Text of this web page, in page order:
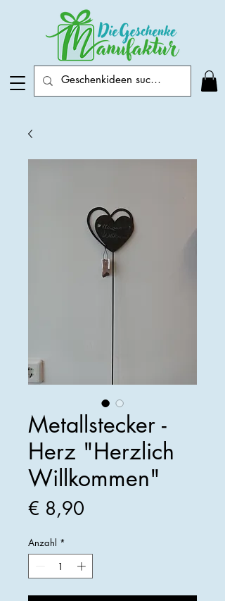
Metallstecker -
Herz "Herzlich
Willkommen"
€ 8,90
Anzahl *